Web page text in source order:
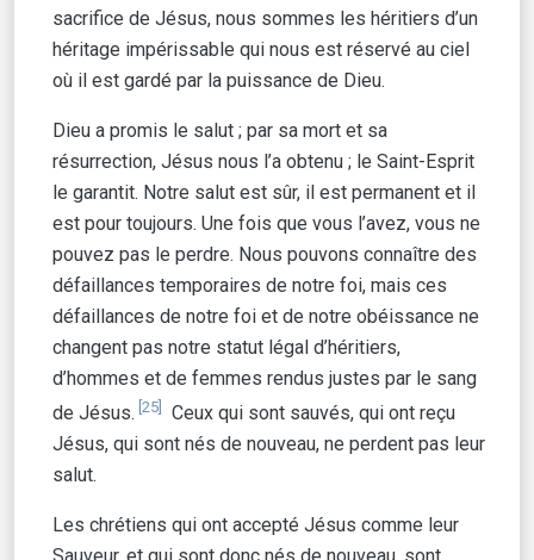
sacrifice de Jésus, nous sommes les héritiers d’un
héritage impérissable qui nous est réservé au ciel
où il est gardé par la puissance de Dieu.
Dieu a promis le salut ; par sa mort et sa
résurrection, Jésus nous l’a obtenu ; le Saint-Esprit
le garantit. Notre salut est sûr, il est permanent et il
est pour toujours. Une fois que vous l’avez, vous ne
pouvez pas le perdre. Nous pouvons connaître des
défaillances temporaires de notre foi, mais ces
défaillances de notre foi et de notre obéissance ne
changent pas notre statut légal d’héritiers,
d’hommes et de femmes rendus justes par le sang
de Jésus. [25]
Ceux qui sont sauvés, qui ont reçu
Jésus, qui sont nés de nouveau, ne perdent pas leur
salut.
Les chrétiens qui ont accepté Jésus comme leur